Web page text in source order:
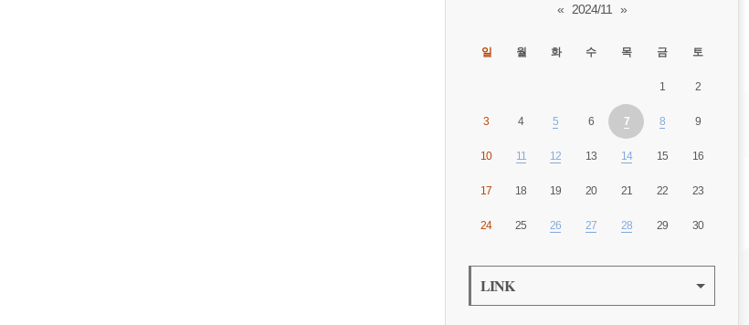
« 2024/11 »
일 월 화 수 목 금 토
1 2
3 4 5 6 7 8 9
10 11 12 13 14 15 16
17 18 19 20 21 22 23
24 25 26 27 28 29 30
LINK